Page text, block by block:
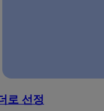
로 선정